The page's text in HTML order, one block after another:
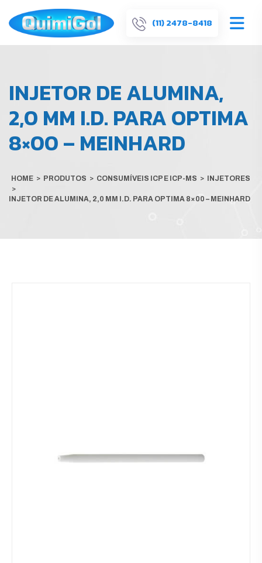
(11) 2478-8418
INJETOR DE ALUMINA,
2,0 MM I.D. PARA OPTIMA
8×00 – MEINHARD
HOME > PRODUTOS > CONSUMÍVEIS ICP E ICP-MS > INJETORES
>
INJETOR DE ALUMINA, 2,0 MM I.D. PARA OPTIMA 8×00 – MEINHARD